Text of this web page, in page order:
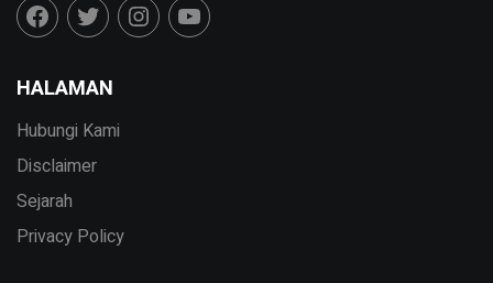
HALAMAN
Hubungi Kami
Disclaimer
Sejarah
Privacy Policy